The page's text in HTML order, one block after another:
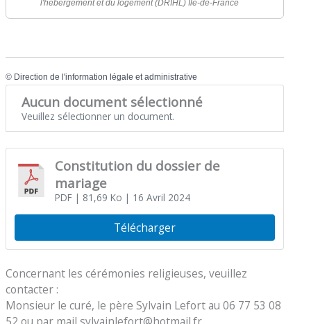
l'hébergement et du logement (DRIHL) Ile-de-France
© Direction de l'information légale et administrative
Aucun document sélectionné
Veuillez sélectionner un document.
Constitution du dossier de
mariage
PDF| 81,69 Ko | 16 Avril 2024
Télécharger
Concernant les cérémonies religieuses, veuillez
contacter :
Monsieur le curé, le père Sylvain Lefort au 06 77 53 08